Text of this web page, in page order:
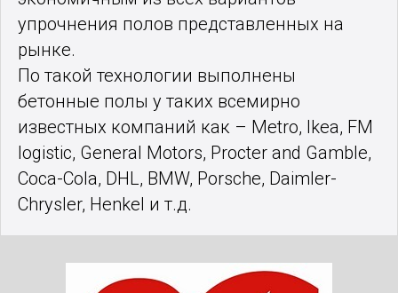
упрочнения полов представленных на
рынке.
По такой технологии выполнены
бетонные полы у таких всемирно
известных компаний как – Metro, Ikea, FM
logistic, General Motors, Procter and Gamble,
Coca-Cola, DHL, BMW, Porsche, Daimler-
Chrysler, Henkel и т.д.